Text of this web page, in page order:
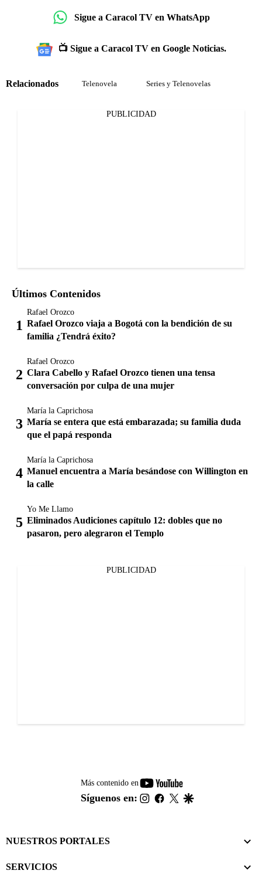
Sigue a Caracol TV en WhatsApp
📺 Sigue a Caracol TV en Google Noticias.
Relacionados Telenovela Series y Telenovelas
PUBLICIDAD
Últimos Contenidos
Rafael Orozco
Rafael Orozco viaja a Bogotá con la bendición de su
familia ¿Tendrá éxito?
Rafael Orozco
Clara Cabello y Rafael Orozco tienen una tensa
conversación por culpa de una mujer
María la Caprichosa
María se entera que está embarazada; su familia duda
que el papá responda
María la Caprichosa
Manuel encuentra a María besándose con Willington en
la calle
Yo Me Llamo
Eliminados Audiciones capítulo 12: dobles que no
pasaron, pero alegraron el Templo
PUBLICIDAD
Más contenido en
youtube-
footer
Síguenos en: instagram
facebook
twitter
NUESTROS PORTALES
SERVICIOS